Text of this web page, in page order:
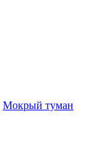
Мокрый туман